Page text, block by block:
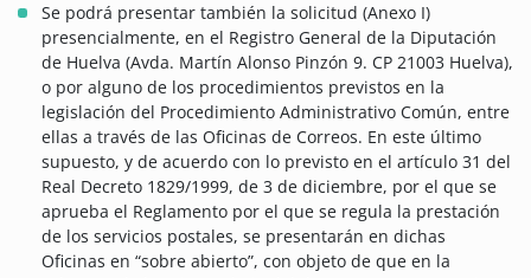
Se podrá presentar también la solicitud (Anexo I)
presencialmente, en el Registro General de la Diputación
de Huelva (Avda. Martín Alonso Pinzón 9. CP 21003 Huelva),
o por alguno de los procedimientos previstos en la
legislación del Procedimiento Administrativo Común, entre
ellas a través de las Oficinas de Correos. En este último
supuesto, y de acuerdo con lo previsto en el artículo 31 del
Real Decreto 1829/1999, de 3 de diciembre, por el que se
aprueba el Reglamento por el que se regula la prestación
de los servicios postales, se presentarán en dichas
Oficinas en “sobre abierto”, con objeto de que en la